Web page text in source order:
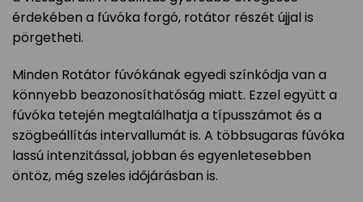
érdekében a fúvóka forgó, rotátor részét újjal is
pörgetheti.
Minden Rotátor fúvókának egyedi színkódja van a
könnyebb beazonosíthatóság miatt. Ezzel együtt a
fúvóka tetején megtalálhatja a típusszámot és a
szögbeállítás intervallumát is. A többsugaras fúvóka
lassú intenzitással, jobban és egyenletesebben
öntöz, még szeles időjárásban is.